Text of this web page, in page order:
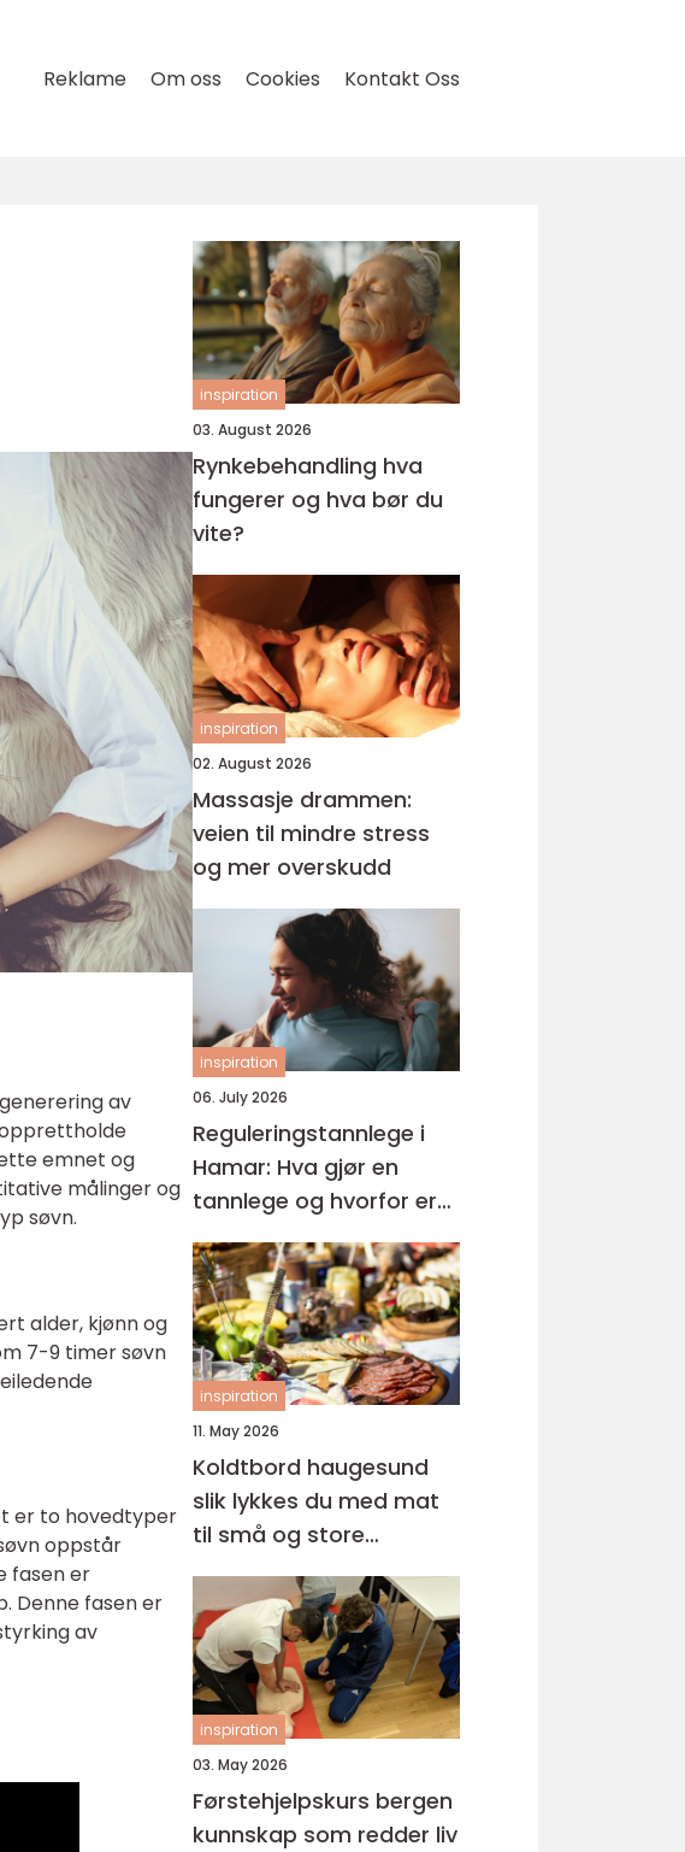
Reklame Om oss Cookies Kontakt Oss
av
emnet og
målinger og
søvn.
alder, kjønn og
7-9 timer søvn
er to hovedtyper
oppstår
fasen er
Denne fasen er
av
inspiration
03. August 2026
Rynkebehandling hva
fungerer og hva bør du
vite?
inspiration
02. August 2026
Massasje drammen:
veien til mindre stress
og mer overskudd
inspiration
06. July 2026
Reguleringstannlege i
Hamar: Hva gjør en
tannlege og hvorfor er
regelmessige besøk så
viktige?
inspiration
11. May 2026
Koldtbord haugesund
slik lykkes du med mat
til små og store
anledninger
inspiration
03. May 2026
Førstehjelpskurs bergen
kunnskap som redder liv